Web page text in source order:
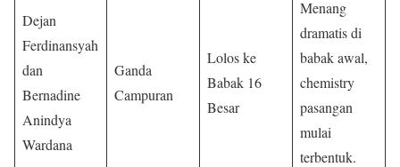
Dejan
Ferdinansyah
dan
Bernadine
Anindya
Wardana
Ganda
Campuran
Lolos ke
Babak 16
Besar
Menang
dramatis di
babak awal,
chemistry
pasangan
mulai
terbentuk.